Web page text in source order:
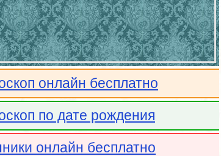
онлайн бесплатно
по дате рождения
онлайн бесплатно